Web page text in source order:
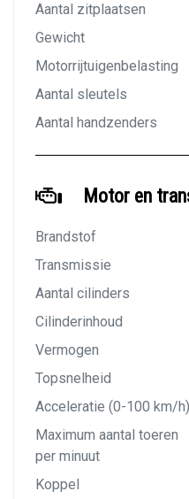
Aantal zitplaatsen
Gewicht
Motorrijtuigenbelasting
Aantal sleutels
Aantal handzenders
Motor en
Brandstof
Transmissie
Aantal cilinders
Cilinderinhoud
Vermogen
Topsnelheid
Acceleratie (0-100 km/h)
Maximum aantal toeren
per minuut
Koppel